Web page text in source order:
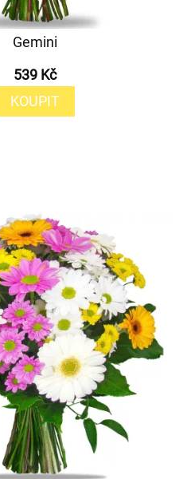
Gemini
539 Kč
KOUPIT